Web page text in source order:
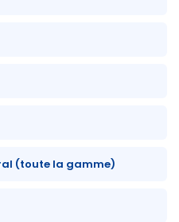
(toute la gamme)